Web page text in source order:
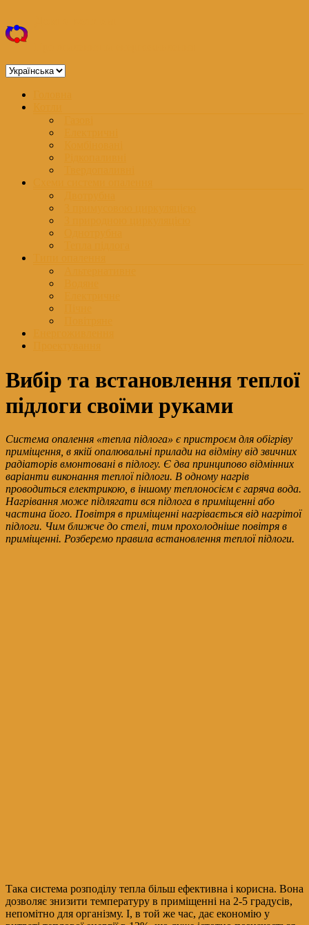
до
вмісту
Вибрати
Меню
Вибір та встановлення теплої
підлоги своїми руками
Система опалення «тепла підлога» є пристроєм для обігріву
приміщення, в якій опалювальні прилади на відміну від звичних
радіаторів вмонтовані в підлогу. Є два принципово відмінних
варіанти виконання теплої підлоги. В одному нагрів
проводиться електрикою, в іншому теплоносієм є гаряча вода.
Нагрівання може підлягати вся підлога в приміщенні або
частина його. Повітря в приміщенні нагрівається від нагрітої
підлоги. Чим ближче до стелі, тим прохолодніше повітря в
приміщенні. Розберемо правила встановлення теплої підлоги.
Така система розподілу тепла більш ефективна і корисна. Вона
дозволяє знизити температуру в приміщенні на 2-5 градусів,
непомітно для організму. І, в той же час, дає економію у